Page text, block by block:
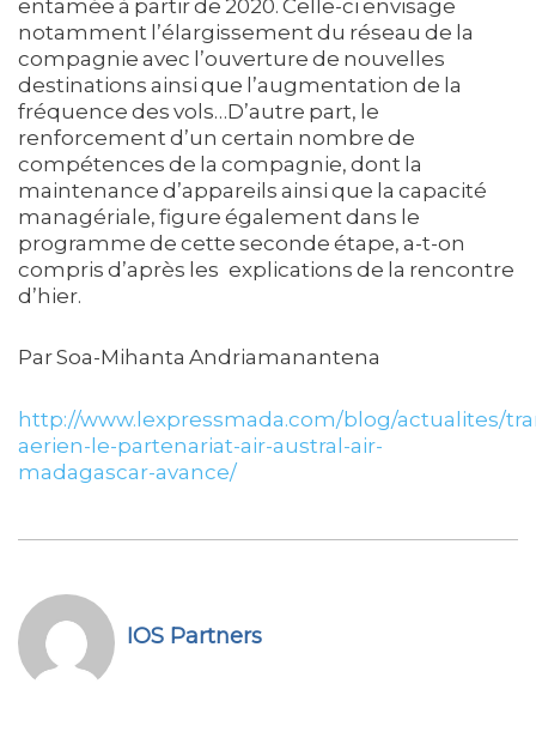
entamée à partir de 2020. Celle-ci envisage
notamment l’élargissement du réseau de la
compagnie avec l’ouverture de nouvelles
destinations ainsi que l’augmentation de la
fréquence des vols…D’autre part, le
renforcement d’un certain nombre de
compétences de la compagnie, dont la
maintenance d’appareils ainsi que la capacité
managériale, figure également dans le
programme de cette seconde étape, a-t-on
compris d’après les explications de la rencontre
d’hier.
Par Soa-Mihanta Andriamanantena
http://www.lexpressmada.com/blog/actualites/
aerien-le-partenariat-air-austral-air-
madagascar-avance/
IOS Partners